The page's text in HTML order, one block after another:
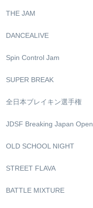
THE JAM
DANCEALIVE
Spin Control Jam
SUPER BREAK
全日本ブレイキン選手権
JDSF Breaking Japan Open
OLD SCHOOL NIGHT
STREET FLAVA
BATTLE MIXTURE